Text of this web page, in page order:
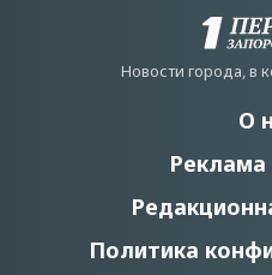
Новости города, в
О
Реклама
Политика